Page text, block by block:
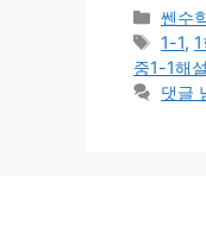
카
테
고
리
쎈수
태
그
1-1,
중1-1해설
댓글